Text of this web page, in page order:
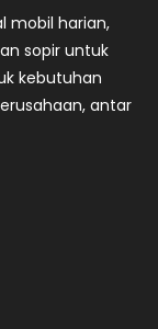
mobil harian,
sopir untuk
kebutuhan
antar